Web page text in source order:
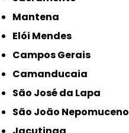
Mantena
Elói Mendes
Campos Gerais
Camanducaia
São José da Lapa
São João Nepomuceno